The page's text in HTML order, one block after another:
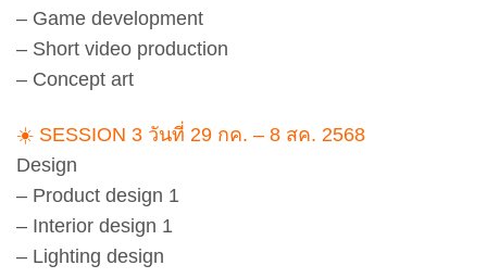
– Game development
– Short video production
– Concept art
☀️ SESSION 3 วันที่ 29 กค. – 8 สค. 2568
Design
– Product design 1
– Interior design 1
– Lighting design